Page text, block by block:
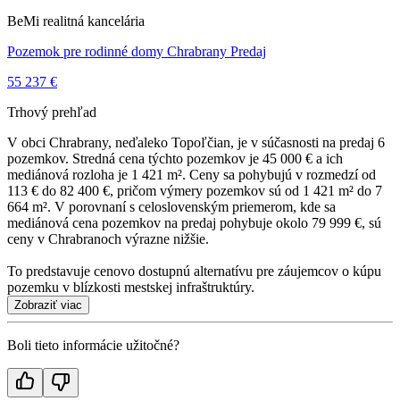
BeMi realitná kancelária
Pozemok pre rodinné domy Chrabrany Predaj
55 237 €
Trhový prehľad
V obci Chrabrany, neďaleko Topoľčian, je v súčasnosti na predaj 6
pozemkov. Stredná cena týchto pozemkov je 45 000 € a ich
mediánová rozloha je 1 421 m². Ceny sa pohybujú v rozmedzí od
113 € do 82 400 €, pričom výmery pozemkov sú od 1 421 m² do 7
664 m². V porovnaní s celoslovenským priemerom, kde sa
mediánová cena pozemkov na predaj pohybuje okolo 79 999 €, sú
ceny v Chrabranoch výrazne nižšie.
To predstavuje cenovo dostupnú alternatívu pre záujemcov o kúpu
pozemku v blízkosti mestskej infraštruktúry.
Zobraziť viac
Boli tieto informácie užitočné?